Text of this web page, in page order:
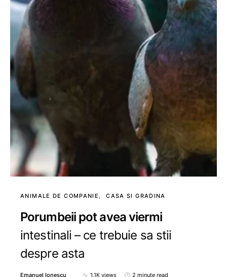
ANIMALE DE COMPANIE CASA SI GRADINA
Porumbeii pot avea viermi
intestinali – ce trebuie sa stii
despre asta
Emanuel Ionescu 1.1K views 2 minute read